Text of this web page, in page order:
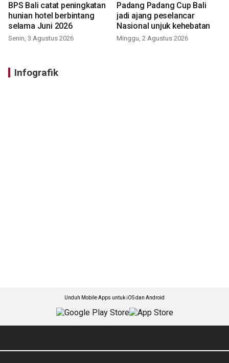
BPS Bali catat peningkatan
hunian hotel berbintang
selama Juni 2026
Senin, 3 Agustus 2026
Padang Padang Cup Bali
jadi ajang peselancar
Nasional unjuk kehebatan
Minggu, 2 Agustus 2026
Infografik
Unduh Mobile Apps untuk iOS dan Android